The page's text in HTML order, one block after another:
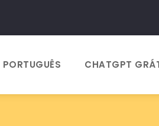
CHATGPT